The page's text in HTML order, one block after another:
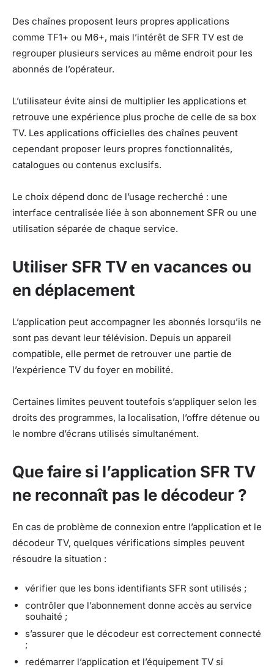
Des chaînes proposent leurs propres applications
comme TF1+ ou M6+, mais l’intérêt de SFR TV est de
regrouper plusieurs services au même endroit pour les
abonnés de l’opérateur.
L’utilisateur évite ainsi de multiplier les applications et
retrouve une expérience plus proche de celle de sa box
TV. Les applications officielles des chaînes peuvent
cependant proposer leurs propres fonctionnalités,
catalogues ou contenus exclusifs.
Le choix dépend donc de l’usage recherché : une
interface centralisée liée à son abonnement SFR ou une
utilisation séparée de chaque service.
Utiliser SFR TV en vacances ou
en déplacement
L’application peut accompagner les abonnés lorsqu’ils ne
sont pas devant leur télévision. Depuis un appareil
compatible, elle permet de retrouver une partie de
l’expérience TV du foyer en mobilité.
Certaines limites peuvent toutefois s’appliquer selon les
droits des programmes, la localisation, l’offre détenue ou
le nombre d’écrans utilisés simultanément.
Que faire si l’application SFR TV
ne reconnaît pas le décodeur ?
En cas de problème de connexion entre l’application et le
décodeur TV, quelques vérifications simples peuvent
résoudre la situation :
vérifier que les bons identifiants SFR sont utilisés ;
contrôler que l’abonnement donne accès au service
souhaité ;
s’assurer que le décodeur est correctement connecté
;
redémarrer l’application et l’équipement TV si